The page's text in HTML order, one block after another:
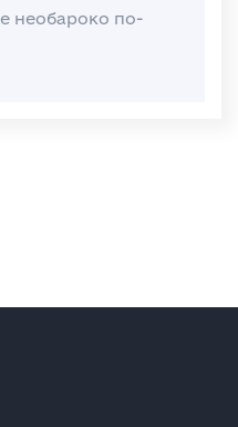
необароко по-